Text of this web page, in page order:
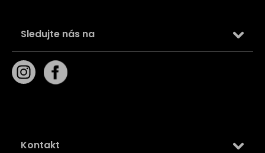
Sledujte nás na
Kontakt